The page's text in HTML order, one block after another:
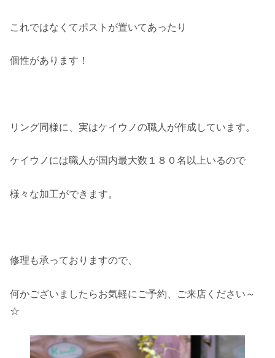
これではなくてポストが置いてあったり
個性があります！
リング同様に、実はケイウノの職人が作成しています。
ケイウノには職人が国内最大数１８０名以上いるので
様々な加工ができます。
修理も承っておりますので、
何かございましたらお気軽にご予約、ご来店ください～
☆